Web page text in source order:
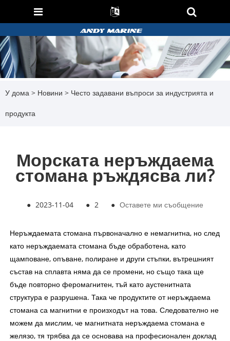
У дома > Новини > Често задавани въпроси за индустрията и
продукта
Морската неръждаема
стомана ръждясва ли?
● 2023-11-04 ● 2 ● Оставете ми съобщение
Неръждаемата стомана първоначално е немагнитна, но след
като неръждаемата стомана бъде обработена, като
щамповане, опъване, полиране и други стъпки, вътрешният
състав на сплавта няма да се промени, но също така ще
бъде повторно феромагнитен, тъй като аустенитната
структура е разрушена. Така че продуктите от неръждаема
стомана са магнитни е произходът на това. Следователно не
можем да мислим, че магнитната неръждаема стомана е
желязо, тя трябва да се основава на професионален доклад